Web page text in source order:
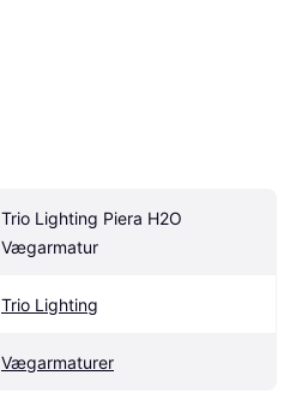
Trio Lighting Piera H2O
Vægarmatur
Trio Lighting
Vægarmaturer